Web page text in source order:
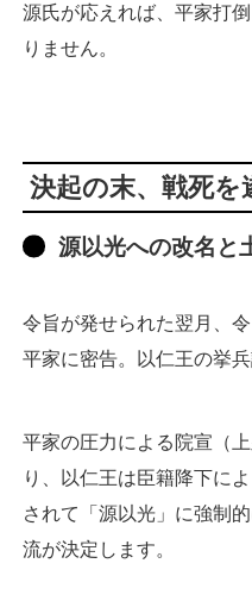
源氏が応えれば、平家打
りません。
決起の末、戦死を
源以光への改名と
令旨が発せられた翌月、
平家に密告。以仁王の挙
平家の圧力による院宣（
り、以仁王は臣籍降下に
されて「源以光」に強制
流が決定します。